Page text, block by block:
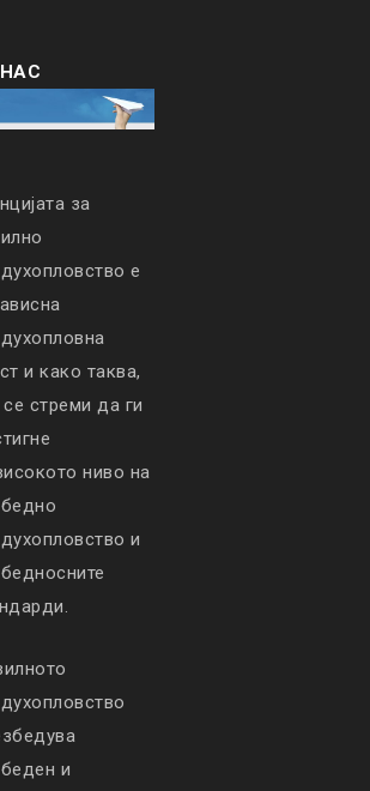
за
е
и како таква,
се стреми да ги
ниво на
и
и